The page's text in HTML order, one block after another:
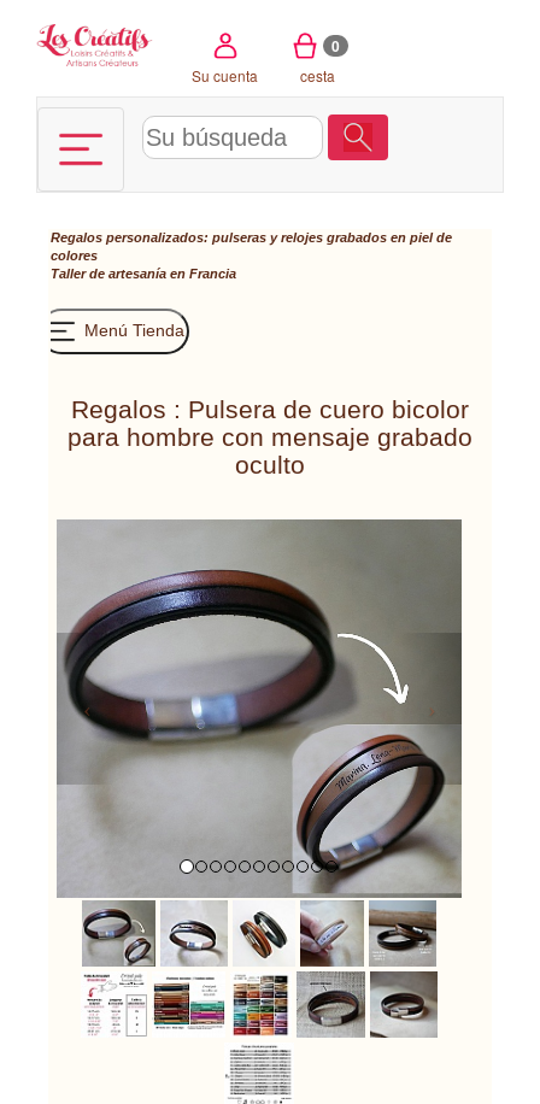
Su cuenta
0
cesta
Regalos personalizados: pulseras y relojes grabados en piel de
colores
Taller de artesanía en Francia
Menú Tienda
Regalos : Pulsera de cuero bicolor
para hombre con mensaje grabado
oculto
Previous